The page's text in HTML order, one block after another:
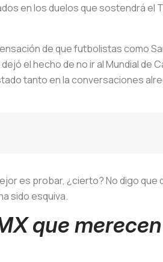
en los duelos que sostendrá el
de que futbolistas como
el hecho de no ir al Mundial de
tanto en la conversaciones
es probar, ¿cierto? No digo
sido esquiva.
que